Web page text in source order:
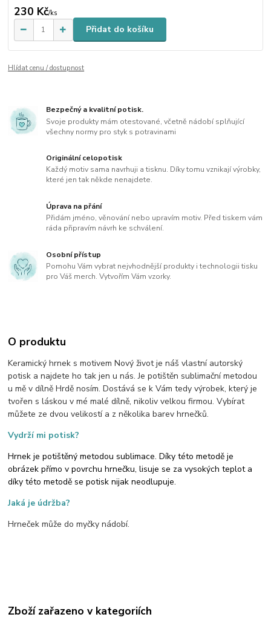
230 Kč/ks
Přidat do košíku
Hlídat cenu / dostupnost
Bezpečný a kvalitní potisk.
Svoje produkty mám otestované, včetně nádobí splňující
všechny normy pro styk s potravinami
Originální celopotisk
Každý motiv sama navrhuji a tisknu. Díky tomu vznikají výrobky,
které jen tak někde nenajdete.
Úprava na přání
Přidám jméno, věnování nebo upravím motiv. Před tiskem vám
ráda připravím návrh ke schválení.
Osobní přístup
Pomohu Vám vybrat nejvhodnější produkty i technologii tisku
pro Váš merch. Vytvořím Vám vzorky.
O produktu
Keramický hrnek s motivem Nový život je náš vlastní autorský
potisk a najdete ho tak jen u nás. Je potištěn sublimační metodou
u mě v dílně Hrdě nosím. Dostává se k Vám tedy výrobek, který je
tvořen s láskou v mé malé dílně, nikoliv velkou firmou. Vybírat
můžete ze dvou velikostí a z několika barev hrnečků.
Vydrží mi potisk?
Hrnek je potištěný metodou sublimace. Díky této metodě je
obrázek přímo v povrchu hrnečku, lisuje se za vysokých teplot a
díky této metodě se potisk nijak neodlupuje.
Jaká je údržba?
Hrneček může do myčky nádobí.
Zboží zařazeno v kategoriích